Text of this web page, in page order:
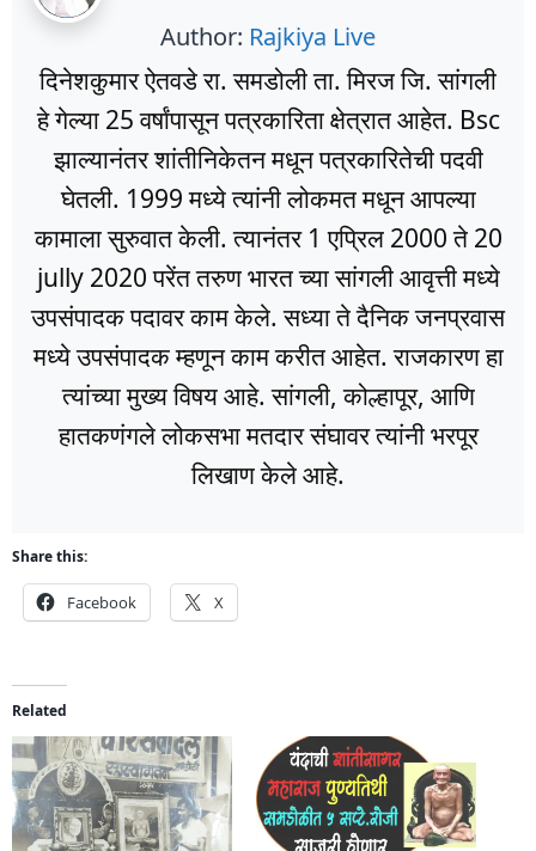
Author: Rajkiya Live
दिनेशकुमार ऐतवडे रा. समडोली ता. मिरज जि. सांगली
हे गेल्या 25 वर्षांपासून पत्रकारिता क्षेत्रात आहेत. Bsc
झाल्यानंतर शांतीनिकेतन मधून पत्रकारितेची पदवी
घेतली. 1999 मध्ये त्यांनी लोकमत मधून आपल्या
कामाला सुरुवात केली. त्यानंतर 1 एप्रिल 2000 ते 20
jully 2020 परेंत तरुण भारत च्या सांगली आवृत्ती मध्ये
उपसंपादक पदावर काम केले. सध्या ते दैनिक जनप्रवास
मध्ये उपसंपादक म्हणून काम करीत आहेत. राजकारण हा
त्यांच्या मुख्य विषय आहे. सांगली, कोल्हापूर, आणि
हातकणंगले लोकसभा मतदार संघावर त्यांनी भरपूर
लिखाण केले आहे.
Share this:
Facebook X
Related